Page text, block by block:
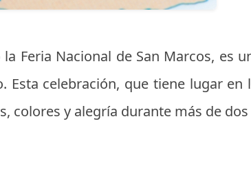
Feria Nacional de San Marcos, es
celebración, que tiene lugar en
colores y alegría durante más de